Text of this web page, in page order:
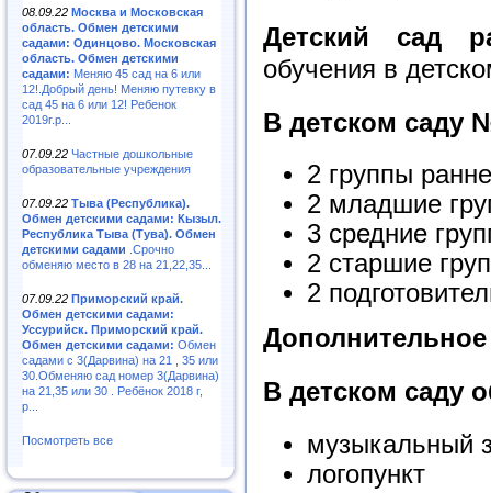
08.09.22 Москва и Московская
область. Обмен детскими
садами: Одинцово. Московская
область. Обмен детскими
садами: Меняю 45 сад на 6 или
12!.Добрый день! Меняю путевку в
сад 45 на 6 или 12! Ребенок
2019г.р...
07.09.22 Частные дошкольные
образовательные учреждения
07.09.22 Тыва (Республика).
Обмен детскими садами: Кызыл.
Республика Тыва (Тува). Обмен
детскими садами .Срочно
обменяю место в 28 на 21,22,35...
07.09.22 Приморский край.
Обмен детскими садами:
Уссурийск. Приморский край.
Обмен детскими садами: Обмен
садами с 3(Дарвина) на 21 , 35 или
30.Обменяю сад номер 3(Дарвина)
на 21,35 или 30 . Ребёнок 2018 г,
р...
Посмотреть все
Детский сад
обучения в
В детском саду
2 группы
2 младшие
3 средние
2 старшие
2
В детском саду
музыкальный
логопункт